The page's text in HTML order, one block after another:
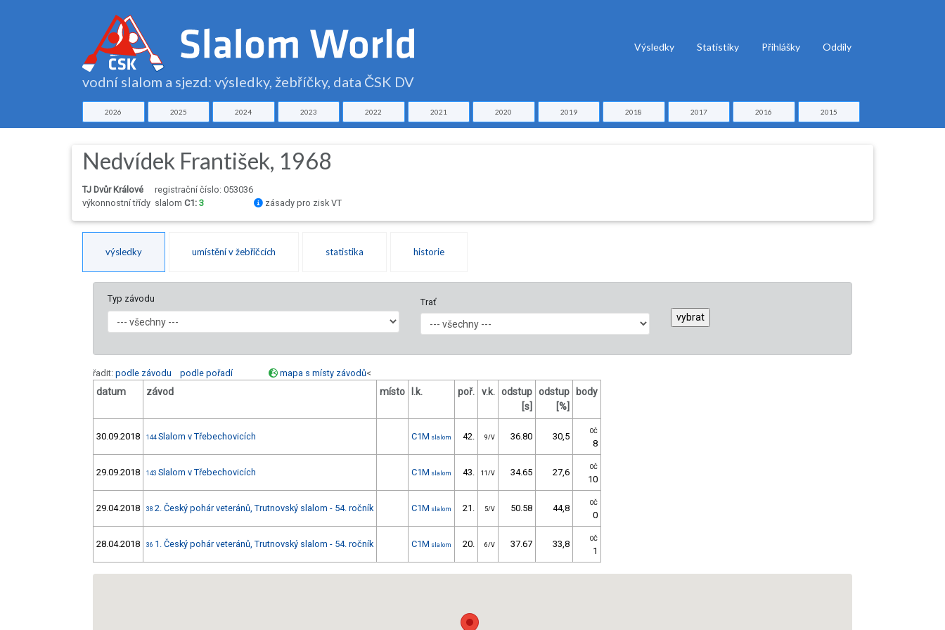
vodní slalom a sjezd: výsledky, žebříčky, data ČSK DV
Výsledky Statistiky Přihlášky Oddíly
2026 2025 2024 2023 2022 2021 2020 2019 2018 2017 2016 2015
Nedvídek František, 1968
TJ Dvůr Králové
registrační číslo: 053036
výkonnostní třídy slalom C1: 3 zásady pro zisk VT
výsledky umístění v žebříčcích statistika historie
Typ závodu Trať
řadit: podle závodu podle pořadí mapa s místy závodů<
datum závod místo l.k. poř. v.k. odstup
[s]
odstup
[%]
body
30.09.2018 144 Slalom v Třebechovicích C1M slalom 42. 9/V 36.80 30,5 OČ
8
29.09.2018 143 Slalom v Třebechovicích C1M slalom 43. 11/V 34.65 27,6 OČ
10
29.04.2018 38 2. Český pohár veteránů, Trutnovský slalom - 54. ročník C1M slalom 21. 5/V 50.58 44,8 OČ
0
28.04.2018 36 1. Český pohár veteránů, Trutnovský slalom - 54. ročník C1M slalom 20. 6/V 37.67 33,8 OČ
1